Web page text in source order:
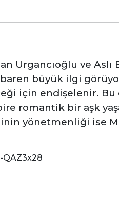
Urgancıoğlu ve Aslı
büyük ilgi
için endişelenir. Bu
romantik bir aşk
yönetmenliği